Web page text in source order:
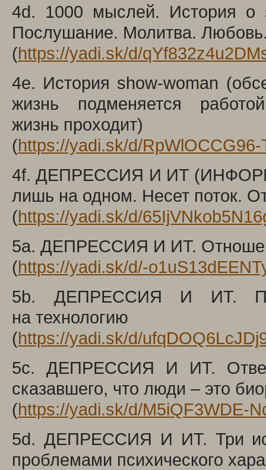
4d. 1000 мыслей. История о
Послушание. Молитва.
(https://yadi.sk/d/
4e. История show-woman
жизнь подменяется
жизнь проходит)
(https://yadi.sk/d/RpWlOCCG96-
4f. ДЕПРЕССИЯ И ИТ
лишь на одном. Несет поток.
(https://yadi.sk/d/
5a. ДЕПРЕССИЯ И ИТ.
(https://yadi.sk/d/-
5b. ДЕПРЕССИЯ И ИТ.
на технологию
(https://yadi.sk/d/
5c. ДЕПРЕССИЯ И ИТ. Ответ
сказавшего, что люди – это
(https://yadi.sk/d/M5iQF3WDE-
5d. ДЕПРЕССИЯ И ИТ. Три
проблемами психического